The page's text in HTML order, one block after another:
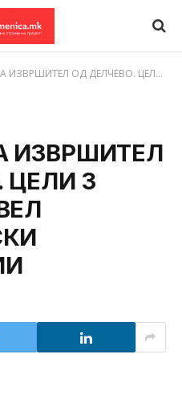
ДЕЛЧЕВО. ЦЕЛИ 3 ГОДИНИ ПРАВЕЛ ТРАНСАКЦИСКИ МАЛВЕРЗАЦИИ
ИЗВРШИТЕЛ
ЦЕЛИ 3